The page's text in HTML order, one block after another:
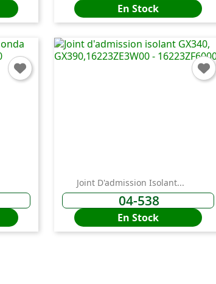
En Stock
Joint D'admission Isolant...
04-538
En Stock